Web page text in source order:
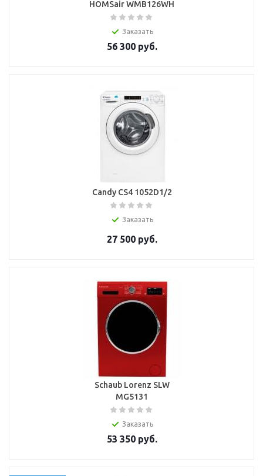
HOMSair WMB126WH
Заказать
56 300руб.
Candy CS4 1052D1/2
Заказать
27 500руб.
Schaub Lorenz SLW
MG5131
Заказать
53 350руб.